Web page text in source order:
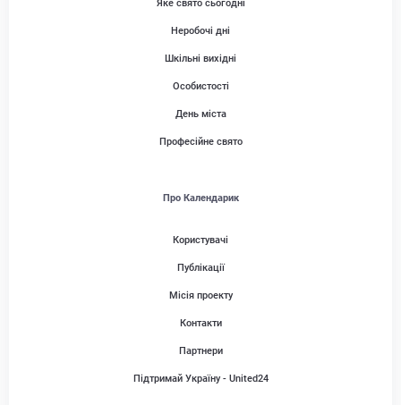
Яке свято сьогодні
Неробочі дні
Шкільні вихідні
Особистості
День міста
Професійне свято
Про Календарик
Користувачі
Публікації
Місія проекту
Контакти
Партнери
Підтримай Україну - United24